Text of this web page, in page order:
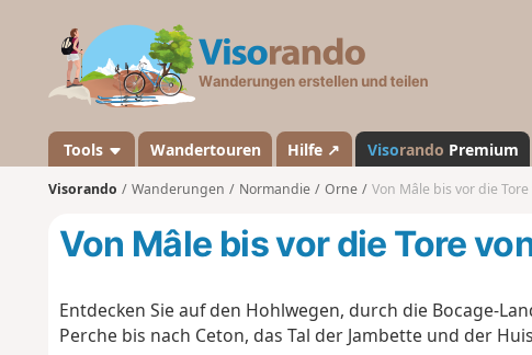
a
n
d
Tools Wandertouren Hilfe ↗ Visorando Premium
Visorando Wanderungen Normandie Orne Von Mâle bis vor die
Von Mâle bis vor die Tore
Entdecken Sie auf den Hohlwegen, durch die Bocage-
Perche bis nach Ceton, das Tal der Jambette und der